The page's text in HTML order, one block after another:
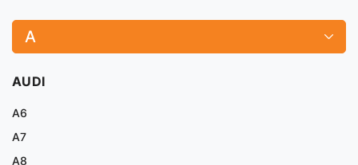
A
AUDI
A6
A7
A8